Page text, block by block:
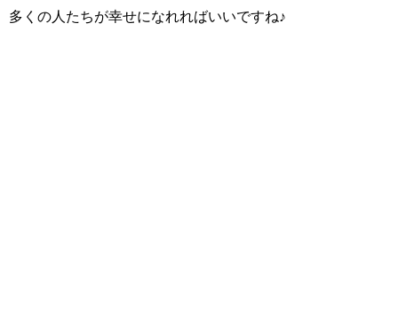
多くの人たちが幸せになれればいいですね♪